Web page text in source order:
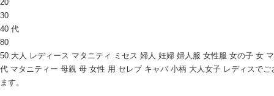
20
30
40 代
80
50 大人 レディース マタニティ ミセス 婦人 妊婦 婦人服 女性服 女の子 女
代 マタニティー 母親 母 女性 用 セレブ キャバ 小柄 大人女子 レディスでご
ます。